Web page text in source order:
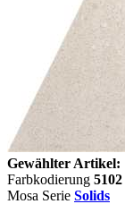
Gewählter Artikel:
Farbkodierung 5102
Mosa Serie Solids